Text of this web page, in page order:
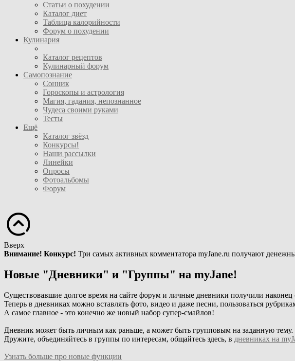
Статьи о похудении
Каталог диет
Таблица калорийности
Форум о похудении
Кулинария
Каталог рецептов
Кулинарный форум
Самопознание
Сонник
Гороскопы и астрология
Магия, гадания, непознанное
Чудеса своими руками
Тесты
Ещё
Каталог звёзд
Конкурсы!
Наши рассылки
Линейки
Опросы
Фотоальбомы
Форум
Вверх
Внимание! Конкурс! Три самых активных комментатора myJane.ru получают
Новые "Дневники" и "Группы" на myJane!
Существовавшие долгое время на сайте форум и личные дневники получили наконец
Теперь в дневниках можно вставлять фото, видео и даже песни, пользоваться
А самое главное - это конечно же новый набор супер-смайлов!
Дневник может быть личным как раньше, а может быть групповым на заданную тему.
Дружите, объединяйтесь в группы по интересам, общайтесь здесь, в дневниках на
Узнать больше про новые функции